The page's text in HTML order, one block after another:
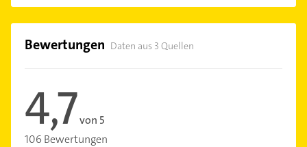
Bewertungen Daten aus 3 Quellen
4,7von 5
106 Bewertungen